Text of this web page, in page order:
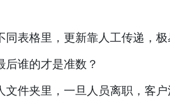
表格里，更新靠人工传递，极
后谁的才是准数？
件夹里，一旦人员离职，客户